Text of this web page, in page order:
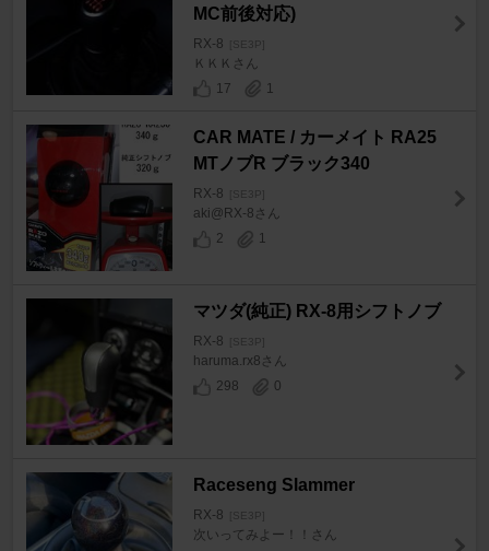
MC前後対応)
RX-8 [SE3P]
ＫＫＫさん
17
1
CAR MATE / カーメイト RA25
MTノブR ブラック340
RX-8
aki@RX-8さん
2
1
マツダ(純正) RX-8用シフトノブ
RX-8
haruma.rx8さん
298
0
Raceseng Slammer
RX-8
次いってみよー！！さん